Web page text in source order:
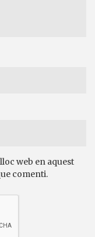
web en aquest
comenti.